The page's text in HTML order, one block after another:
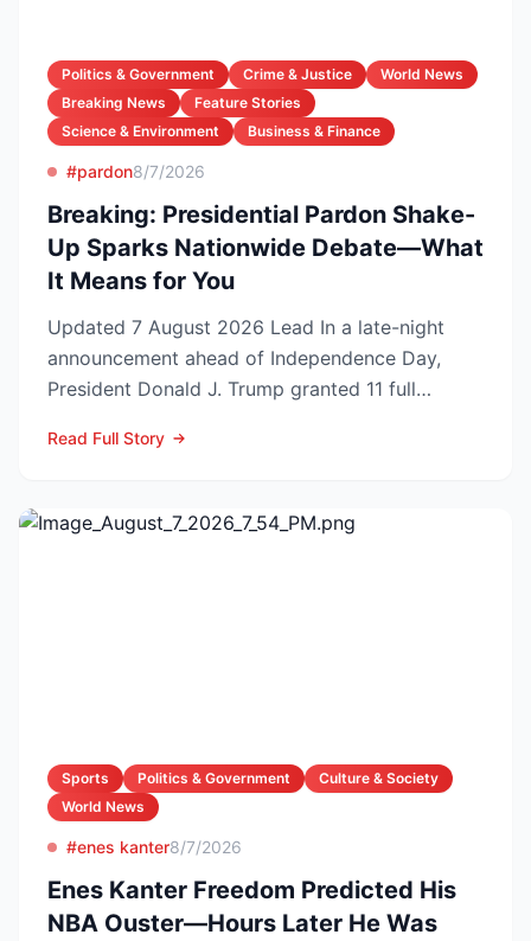
Politics & Government Crime & Justice
World News
Breaking News
Feature Stories
Science & Environment
Business & Finance
#pardon8/7/2026
Breaking: Presidential Pardon Shake-
Up Sparks Nationwide Debate—What
It Means for You
Updated 7 August 2026 Lead In a late-night
announcement ahead of Independence Day,
President Donald J. Trump granted 11 full
Read Full Story
Sports Politics & Government
Culture & Society
World News
#enes kanter8/7/2026
Enes Kanter Freedom Predicted His
NBA Ouster—Hours Later He Was